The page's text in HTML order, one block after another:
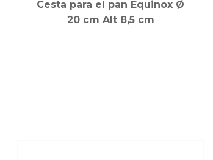
Cesta para el pan Equinox Ø
20 cm Alt 8,5 cm